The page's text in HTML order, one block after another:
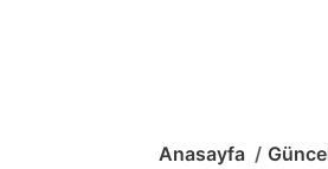
Anasayfa